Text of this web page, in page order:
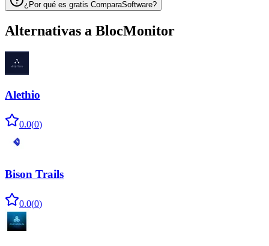
¿Por qué es gratis ComparaSoftware?
Alternativas a BlocMonitor
Alethio
0.0(0)
Bison Trails
0.0(0)